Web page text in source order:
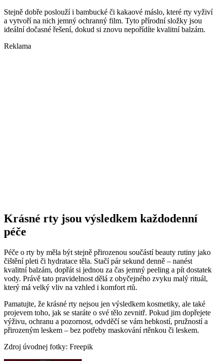
Stejně dobře poslouží i bambucké či kakaové máslo, které rty vyživí
a vytvoří na nich jemný ochranný film. Tyto přírodní složky jsou
ideální dočasné řešení, dokud si znovu nepořídíte kvalitní balzám.
Reklama
Krásné rty jsou výsledkem každodenní
péče
Péče o rty by měla být stejně přirozenou součástí beauty rutiny jako
čištění pleti či hydratace těla. Stačí pár sekund denně – nanést
kvalitní balzám, dopřát si jednou za čas jemný peeling a pít dostatek
vody. Právě tato pravidelnost dělá z obyčejného zvyku malý rituál,
který má velký vliv na vzhled i komfort rtů.
Pamatujte, že krásné rty nejsou jen výsledkem kosmetiky, ale také
projevem toho, jak se staráte o své tělo zevnitř. Pokud jim dopřejete
výživu, ochranu a pozornost, odvděčí se vám hebkostí, pružností a
přirozeným leskem – bez potřeby maskování rtěnkou či leskem.
Zdroj úvodnej fotky: Freepik